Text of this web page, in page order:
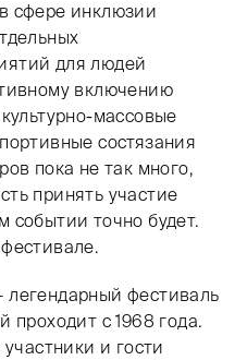
сфере инклюзии
для людей
включению
массовые
состязания
пока не так много,
принять участие
событии точно будет.
легендарный фестиваль
проходит с 1968 года.
и гости